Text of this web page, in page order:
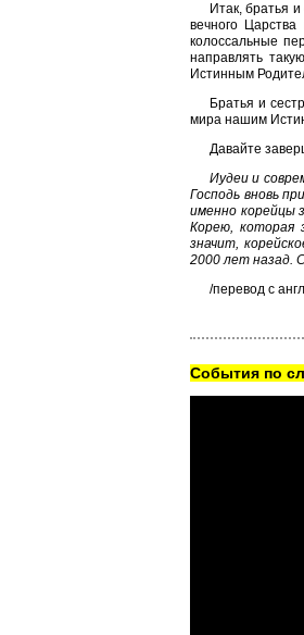
Итак, братья
вечного
колоссальные
направлять
Истинным
Братья и
мира нашим
Давайте
Иудеи и
Господь вновь
именно корейцы
Корею, которая
значит,
2000 лет назад.
/перевод с
Cобытия по